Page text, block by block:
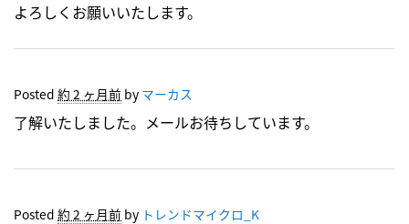
よろしくお願いいたします。
Posted 約 2 ヶ月前 by マーカス
了解いたしました。メールお待ちしています。
Posted 約 2 ヶ月前 by トレンドマイクロ_K